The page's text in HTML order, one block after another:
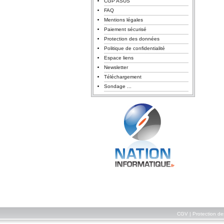
FAQ
Mentions légales
Paiement sécurisé
Protection des données
Politique de confidentialité
Espace liens
Newsletter
Téléchargement
Sondage ...
CGV Protection